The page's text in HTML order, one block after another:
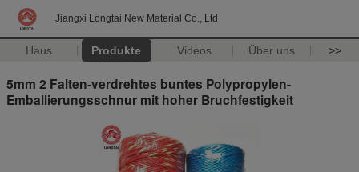
Jiangxi Longtai New Material Co., Ltd
Haus Produkte Videos Über uns >>
5mm 2 Falten-verdrehtes buntes Polypropylen-
Emballierungsschnur mit hoher Bruchfestigkeit